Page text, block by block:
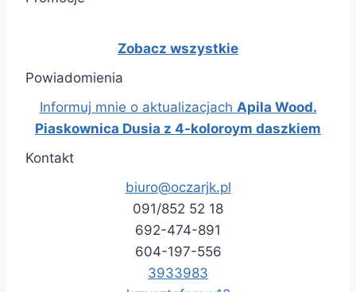
Zobacz wszystkie
Powiadomienia
Informuj mnie o aktualizacjach Apila Wood.
Piaskownica Dusia z 4-koloroym daszkiem
Kontakt
biuro@oczarjk.pl
091/852 52 18
692-474-891
604-197-556
3933983